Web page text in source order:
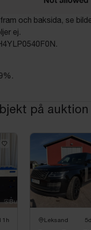
och baksida, se
ej.
på
1h Leksand